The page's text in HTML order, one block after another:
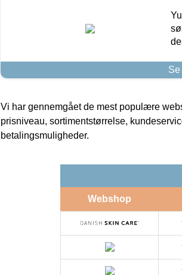
Vi har gennemgået de mest populære
prisniveau, sortimentstørrelse,
betalingsmuligheder.
Webshop